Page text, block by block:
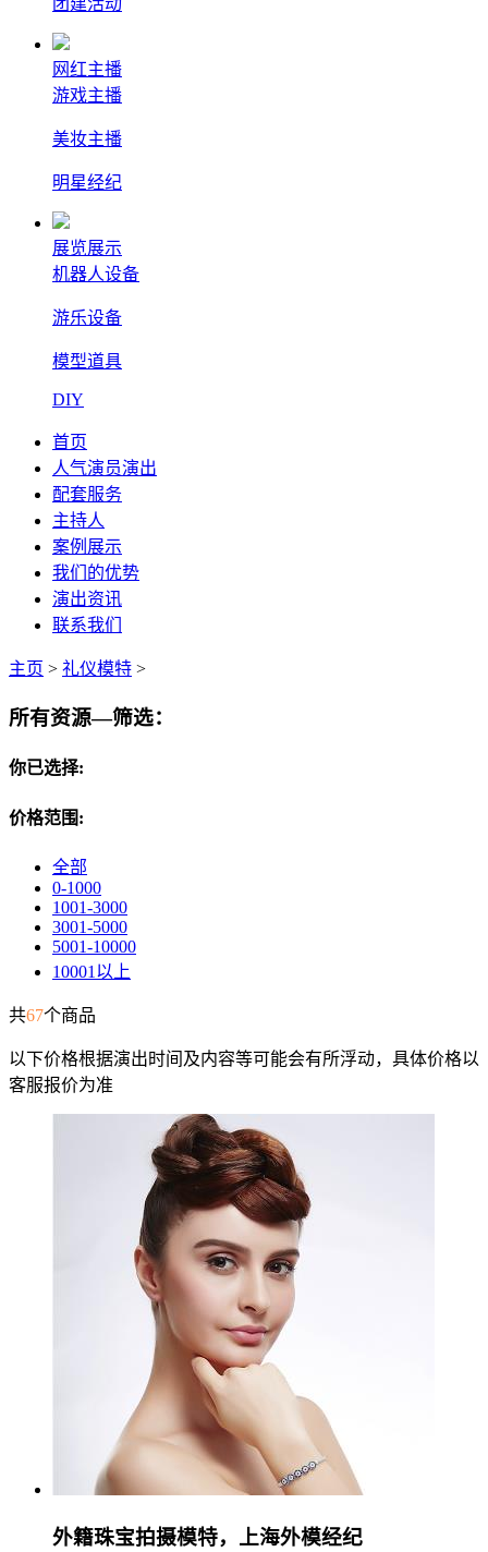
团建活动
网红主播
游戏主播
美妆主播
明星经纪
展览展示
机器人设备
游乐设备
模型道具
DIY
首页
人气演员演出
配套服务
主持人
案例展示
我们的优势
演出资讯
联系我们
主页 > 礼仪模特 >
所有资源—筛选：
你已选择:
价格范围:
全部
0-1000
1001-3000
3001-5000
5001-10000
10001以上
共67个商品
以下价格根据演出时间及内容等可能会有所浮动，具体价格以
客服报价为准
外籍珠宝拍摄模特，上海外模经纪